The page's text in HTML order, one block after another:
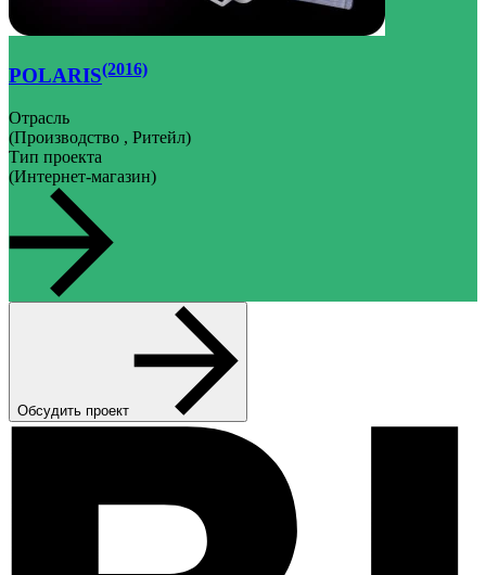
POLARIS(2016)
Отрасль
(Производство , Ритейл)
Тип проекта
(Интернет-магазин)
Обсудить проект